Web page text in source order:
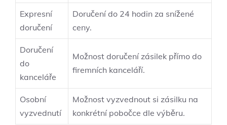
Expresní
doručení
Doručení do 24 hodin za snížené
ceny.
Doručení
do
kanceláře
Možnost doručení zásilek přímo do
firemních kanceláří.
Osobní
vyzvednutí
Možnost vyzvednout si zásilku na
konkrétní pobočce dle výběru.